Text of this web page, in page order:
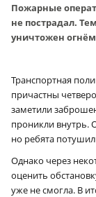
Пожарные
не пострадал.
уничтожен
Транспортная
причастны
заметили
проникли внутрь.
но ребята
Однако через
оценить
уже не смогла. В